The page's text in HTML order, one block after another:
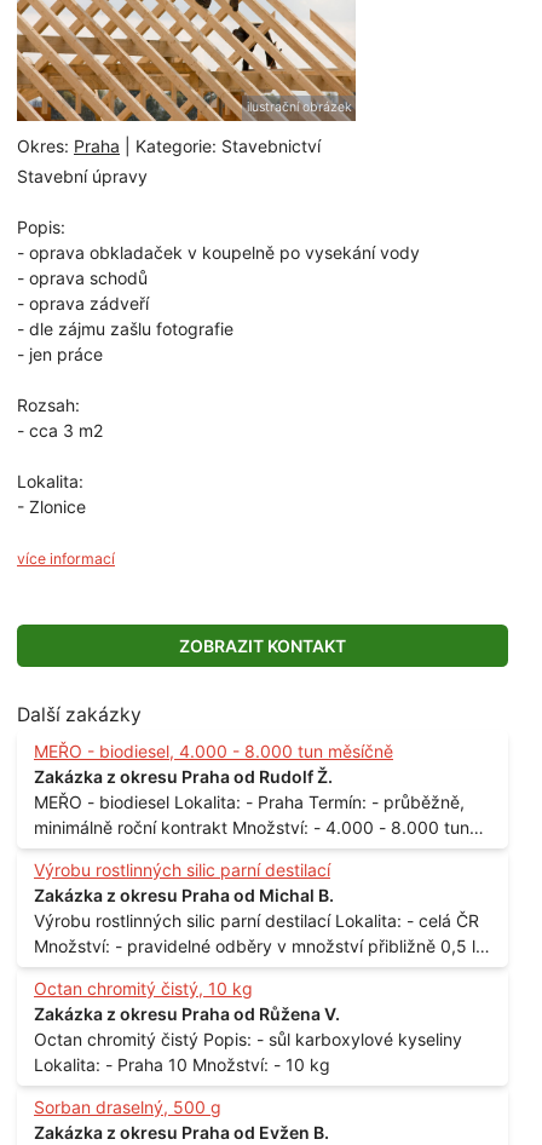
Okres: Praha | Kategorie: Stavebnictví
Stavební úpravy
Popis:
- oprava obkladaček v koupelně po vysekání vody
- oprava schodů
- oprava zádveří
- dle zájmu zašlu fotografie
- jen práce
Rozsah:
- cca 3 m2
Lokalita:
- Zlonice
více informací
ZOBRAZIT KONTAKT
Další zakázky
MEŘO - biodiesel, 4.000 - 8.000 tun měsíčně
Zakázka z okresu Praha od Rudolf Ž.
MEŘO - biodiesel Lokalita: - Praha Termín: - průběžně,
minimálně roční kontrakt Množství: - 4.000 - 8.000 tun
měsíčně
Výrobu rostlinných silic parní destilací
Zakázka z okresu Praha od Michal B.
Výrobu rostlinných silic parní destilací Lokalita: - celá ČR
Množství: - pravidelné odběry v množství přibližně 0,5 l
až 1 l
Octan chromitý čistý, 10 kg
Zakázka z okresu Praha od Růžena V.
Octan chromitý čistý Popis: - sůl karboxylové kyseliny
Lokalita: - Praha 10 Množství: - 10 kg
Sorban draselný, 500 g
Zakázka z okresu Praha od Evžen B.
ilustrační obrázek